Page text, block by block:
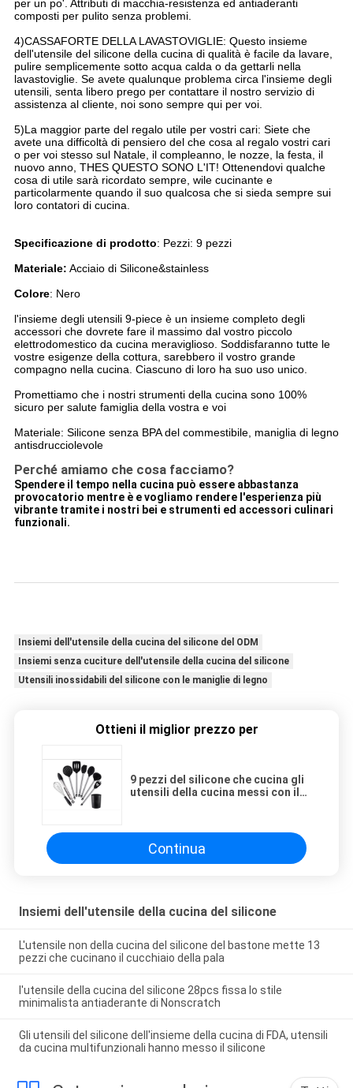
per un po'. Attributi di macchia-resistenza ed antiaderanti
composti per pulito senza problemi.
4)CASSAFORTE DELLA LAVASTOVIGLIE: Questo insieme
dell'utensile del silicone della cucina di qualità è facile da lavare,
pulire semplicemente sotto acqua calda o da gettarli nella
lavastoviglie. Se avete qualunque problema circa l'insieme degli
utensili, senta libero prego per contattare il nostro servizio di
assistenza al cliente, noi sono sempre qui per voi.
5)La maggior parte del regalo utile per vostri cari: Siete che
avete una difficoltà di pensiero del che cosa al regalo vostri cari
o per voi stesso sul Natale, il compleanno, le nozze, la festa, il
nuovo anno, THES QUESTO SONO L'IT! Ottenendovi qualche
cosa di utile sarà ricordato sempre, wile cucinante e
particolarmente quando il suo qualcosa che si sieda sempre sui
loro contatori di cucina.
Specificazione di prodotto: Pezzi: 9 pezzi
Materiale: Acciaio di Silicone&stainless
Colore: Nero
l'insieme degli utensili 9-piece è un insieme completo degli
accessori che dovrete fare il massimo dal vostro piccolo
elettrodomestico da cucina meraviglioso. Soddisfaranno tutte le
vostre esigenze della cottura, sarebbero il vostro grande
compagno nella cucina. Ciascuno di loro ha suo uso unico.
Promettiamo che i nostri strumenti della cucina sono 100%
sicuro per salute famiglia della vostra e voi
Materiale: Silicone senza BPA del commestibile, maniglia di legno
antisdrucciolevole
Perché amiamo che cosa facciamo?
Spendere il tempo nella cucina può essere abbastanza
provocatorio mentre è e vogliamo rendere l'esperienza più
vibrante tramite i nostri bei e strumenti ed accessori culinari
funzionali.
Insiemi dell'utensile della cucina del silicone del ODM
Insiemi senza cuciture dell'utensile della cucina del silicone
Utensili inossidabili del silicone con le maniglie di legno
Ottieni il miglior prezzo per
9 pezzi del silicone che cucina gli
utensili della cucina messi con il
Continua
Insiemi dell'utensile della cucina del silicone
L'utensile non della cucina del silicone del bastone mette 13
pezzi che cucinano il cucchiaio della pala
l'utensile della cucina del silicone 28pcs fissa lo stile
minimalista antiaderante di Nonscratch
Gli utensili del silicone dell'insieme della cucina di FDA, utensili
da cucina multifunzionali hanno messo il silicone